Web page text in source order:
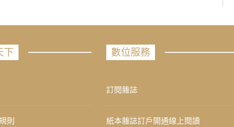
下
則
數位服務
訂閱雜誌
紙本雜誌訂戶開通線上閱讀